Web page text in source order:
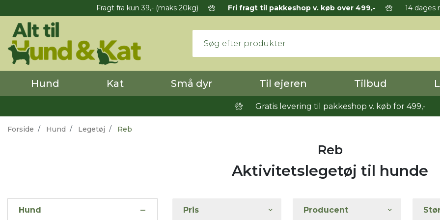
Fragt fra kun 39,- (maks 20kg) Fri fragt til pakkeshop v. køb over 499,- 14 dages
Hund Kat Små dyr Til ejeren Tilbud
Gratis levering til pakkeshop v. køb for 499,-
Forside Hund Legetøj Reb
Reb
Aktivitetslegetøj til hunde
Hund Pris Producent